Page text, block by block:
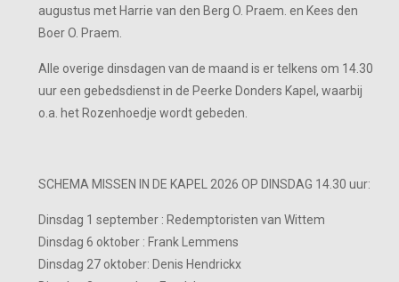
augustus met Harrie van den Berg O. Praem. en Kees den
Boer O. Praem.
Alle overige dinsdagen van de maand is er telkens om 14.30
uur een gebedsdienst in de Peerke Donders Kapel, waarbij
o.a. het Rozenhoedje wordt gebeden.
SCHEMA MISSEN IN DE KAPEL 2026 OP DINSDAG 14.30 uur:
Dinsdag 1 september : Redemptoristen van Wittem
Dinsdag 6 oktober : Frank Lemmens
Dinsdag 27 oktober: Denis Hendrickx